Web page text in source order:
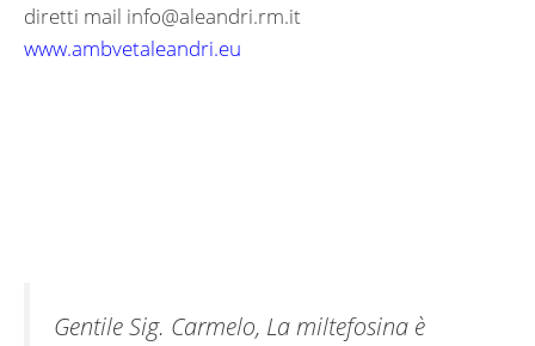
diretti mail info@aleandri.rm.it
www.ambvetaleandri.eu
Gentile Sig. Carmelo, La miltefosina è